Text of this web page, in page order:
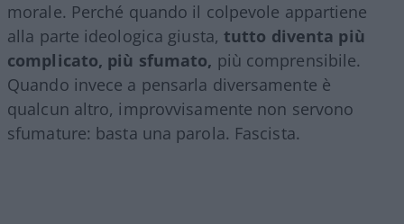
morale. Perché quando il colpevole appartiene
alla parte ideologica giusta,tutto diventa più
complicato, più sfumato, più comprensibile.
Quando invece a pensarla diversamente è
qualcun altro, improvvisamente non servono
sfumature: basta una parola. Fascista.